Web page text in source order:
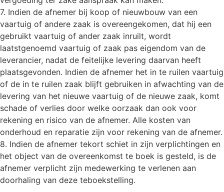
7. Indien de afnemer bij koop of nieuwbouw van een
vaartuig of andere zaak is overeengekomen, dat hij een
gebruikt vaartuig of ander zaak inruilt, wordt
laatstgenoemd vaartuig of zaak pas eigendom van de
leverancier, nadat de feitelijke levering daarvan heeft
plaatsgevonden. Indien de afnemer het in te ruilen vaartuig
of de in te ruilen zaak blijft gebruiken in afwachting van de
levering van het nieuwe vaartuig of de nieuwe zaak, komt
schade of verlies door welke oorzaak dan ook voor
rekening en risico van de afnemer. Alle kosten van
onderhoud en reparatie zijn voor rekening van de afnemer.
8. Indien de afnemer tekort schiet in zijn verplichtingen en
het object van de overeenkomst te boek is gesteld, is de
afnemer verplicht zijn medewerking te verlenen aan
doorhaling van deze teboekstelling.